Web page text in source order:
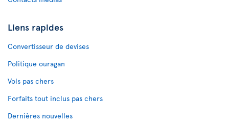
Liens rapides
Convertisseur de devises
Politique ouragan
Vols pas chers
Forfaits tout inclus pas chers
Dernières nouvelles